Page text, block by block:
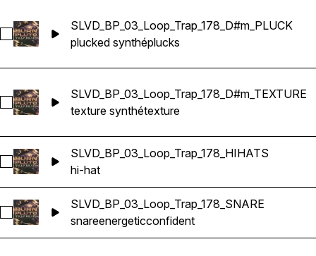
Sélectionnez SLVD_BP_03_Loop_Trap_178_D#m_PLUCK
SLVD_BP_03_Loop_Trap_178_D#m_PLUCK
plucked synthéplucks
Sélectionnez SLVD_BP_03_Loop_Trap_178_D#m_TEXTURE
SLVD_BP_03_Loop_Trap_178_D#m_TEXTURE
texture synthétexture
Sélectionnez SLVD_BP_03_Loop_Trap_178_HIHATS
SLVD_BP_03_Loop_Trap_178_HIHATS
hi-hat
Sélectionnez SLVD_BP_03_Loop_Trap_178_SNARE
SLVD_BP_03_Loop_Trap_178_SNARE
snareenergeticconfident